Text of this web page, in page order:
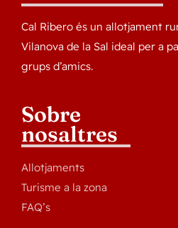
Cal Ribero és un allotjament
Vilanova de la Sal ideal per a
grups d’amics.
Sobre
nosaltres
Allotjaments
Turisme a la zona
FAQ’s